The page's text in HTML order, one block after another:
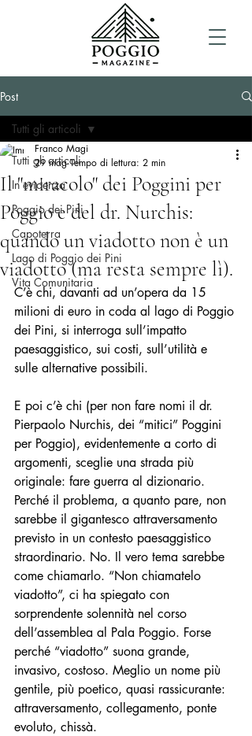
Post
Tutti gli articoli
In evidenza
Poggio dei Pini
Capoterra
Lago di Poggio dei Pini
Vita Comunitaria
Tutti gli articoli
Il "miracolo" dei Poggini per
Poggio e del dr. Nurchis:
quando un viadotto non è un
viadotto (ma resta sempre lì).
Franco Magi
29 mag Tempo di lettura: 2 min
C’è chi, davanti ad un’opera da 15
milioni di euro in coda al lago di Poggio
dei Pini, si interroga sull’impatto
paesaggistico, sui costi, sull’utilità e
sulle alternative possibili.
E poi c’è chi (per non fare nomi il dr.
Pierpaolo Nurchis, dei “mitici” Poggini
per Poggio), evidentemente a corto di
argomenti, sceglie una strada più
originale: fare guerra al dizionario.
Perché il problema, a quanto pare, non
sarebbe il gigantesco attraversamento
previsto in un contesto paesaggistico
straordinario. No. Il vero tema sarebbe
come chiamarlo. “Non chiamatelo
viadotto”, ci ha spiegato con
sorprendente solennità nel corso
dell’assemblea al Pala Poggio. Forse
perché “viadotto” suona grande,
invasivo, costoso. Meglio un nome più
gentile, più poetico, quasi rassicurante:
attraversamento, collegamento, ponte
evoluto, chissà.